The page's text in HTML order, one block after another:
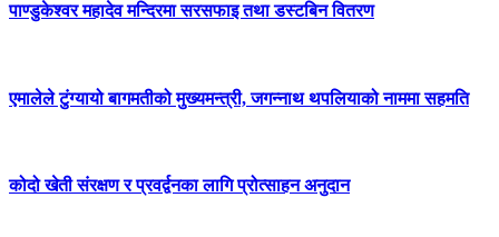
पाण्डुकेश्वर महादेव मन्दिरमा सरसफाइ तथा डस्टबिन वितरण
एमालेले टुंग्यायो बागमतीको मुख्यमन्त्री, जगन्नाथ थपलियाको नाममा सहमति
कोदो खेती संरक्षण र प्रवर्द्वनका लागि प्रोत्साहन अनुदान